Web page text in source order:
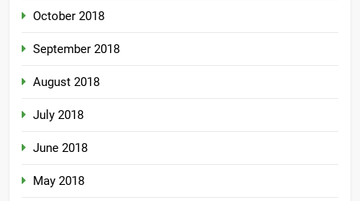
October 2018
September 2018
August 2018
July 2018
June 2018
May 2018